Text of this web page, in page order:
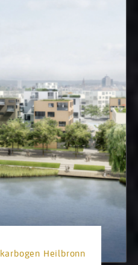
Heilbronn